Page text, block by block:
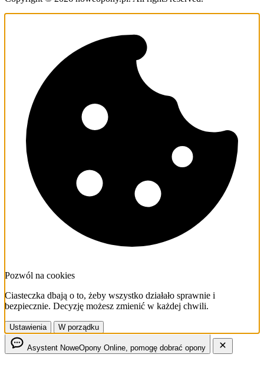
Pozwól na cookies
Ciasteczka dbają o to, żeby wszystko działało sprawnie i
bezpiecznie. Decyzję możesz zmienić w każdej chwili.
Ustawienia W porządku
Asystent NoweOpony Online, pomogę dobrać opony